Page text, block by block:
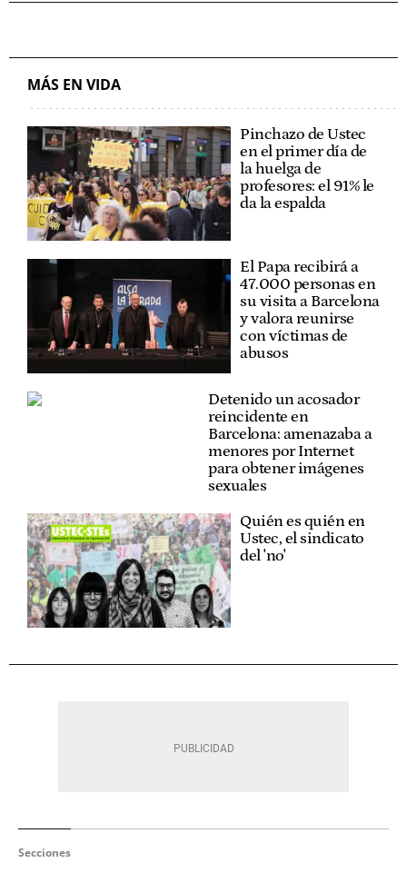
MÁS EN VIDA
Pinchazo de Ustec
en el primer día de
la huelga de
profesores: el 91% le
da la espalda
El Papa recibirá a
47.000 personas en
su visita a Barcelona
y valora reunirse
con víctimas de
abusos
Detenido un acosador
reincidente en
Barcelona: amenazaba a
menores por Internet
para obtener imágenes
sexuales
Quién es quién en
Ustec, el sindicato
del 'no'
Secciones